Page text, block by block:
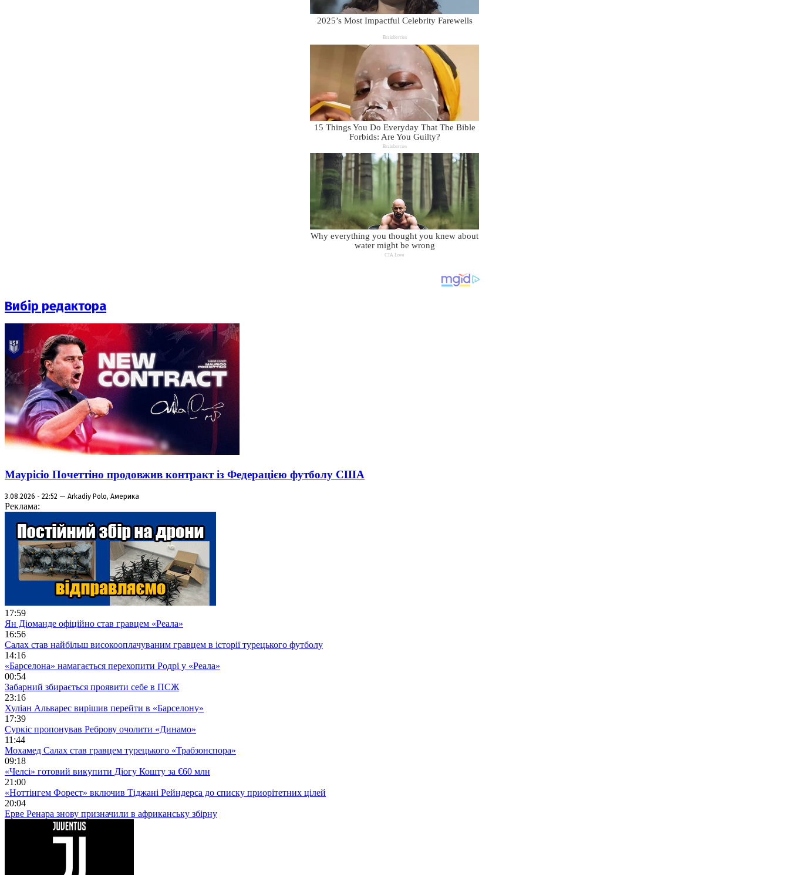
Вибір редактора
Маурісіо Почеттіно продовжив контракт із Федерацією футболу США
3.08.2026 - 22:52 — Arkadiy Polo, Америка
Реклама:
17:59
Ян Діоманде офіційно став гравцем «Реала»
16:56
Салах став найбільш високооплачуваним гравцем в історії турецького футболу
14:16
«Барселона» намагається перехопити Родрі у «Реала»
00:54
Забарний збирається проявити себе в ПСЖ
23:16
Хуліан Альварес вирішив перейти в «Барселону»
17:39
Суркіс пропонував Реброву очолити «Динамо»
11:44
Мохамед Салах став гравцем турецького «Трабзонспора»
09:18
«Челсі» готовий викупити Діогу Кошту за €60 млн
21:00
«Ноттінгем Форест» включив Тіджані Рейндерса до списку приорітетних цілей
20:04
Ерве Ренара знову призначили в африканську збірну